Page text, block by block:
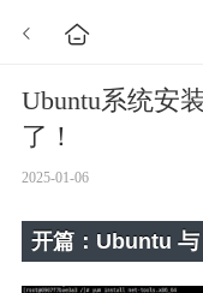
Ubuntu系统安
了！
2025-01-06
开篇：Ubuntu